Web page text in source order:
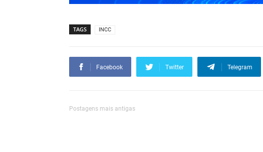
TAGS INCC
Facebook Twitter Telegram
Postagens mais antigas